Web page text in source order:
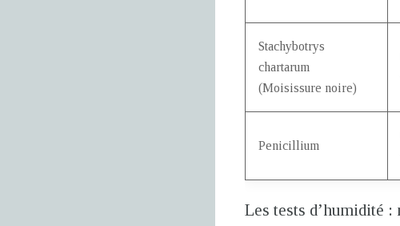
Stachybotrys
chartarum
(Moisissure noire)
Penicillium
Les tests d’humidité